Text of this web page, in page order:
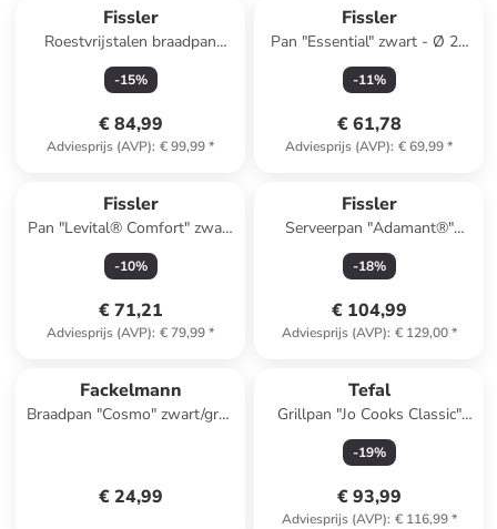
Fissler
Roestvrijstalen braadpan
"Pure" - Ø 20 cm
-15%
€ 84,99
Adviesprijs (AVP): € 99,99*
Fissler
Pan "Essential" zwart - Ø 28
cm
-11%
€ 61,78
Adviesprijs (AVP): € 69,99*
Fissler
Pan "Levital® Comfort" zwart
- Ø 28 cm
-10%
€ 71,21
Adviesprijs (AVP): € 79,99*
Fissler
Serveerpan "Adamant®"
zwart - Ø 32 cm
-18%
€ 104,99
Adviesprijs (AVP): € 129,00*
Fackelmann
Braadpan "Cosmo" zwart/grijs
€ 24,99
Tefal
Grillpan "Jo Cooks Classic"
zwart - (B)23 x (H)27 cm
-19%
€ 93,99
Adviesprijs (AVP): € 116,99*